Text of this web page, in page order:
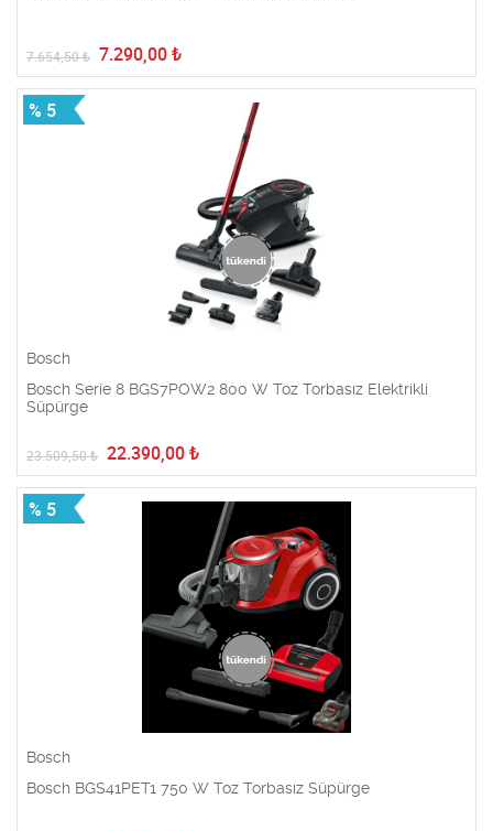
7.654,50₺ 7.290,00 ₺
% 5
Bosch
Bosch Serie 8 BGS7POW2 800 W Toz Torbasız Elektrikli
Süpürge
23.509,50₺ 22.390,00 ₺
% 5
Bosch
Bosch BGS41PET1 750 W Toz Torbasız Süpürge